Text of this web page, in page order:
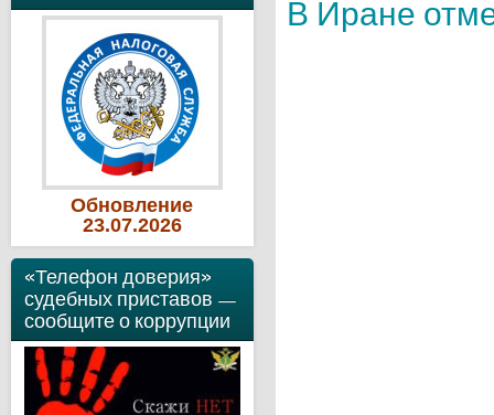
Обновление
23.07.2026
«Телефон доверия»
судебных приставов —
сообщите о коррупции
В Иране